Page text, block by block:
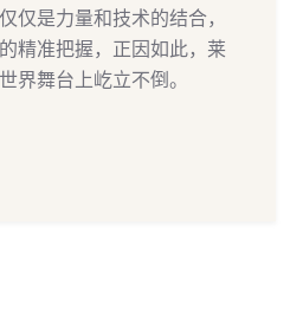
仅是力量和技术的结合，
精准把握，正因如此，莱
界舞台上屹立不倒。